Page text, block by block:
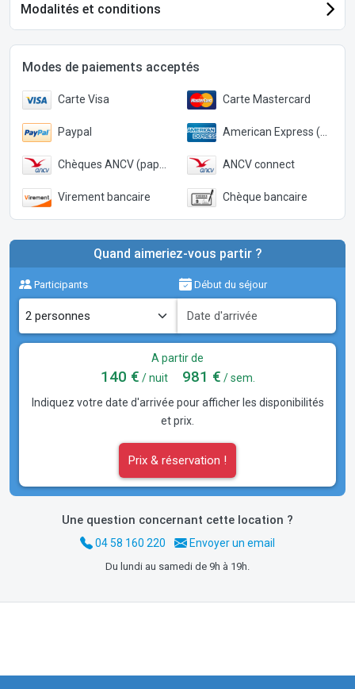
Modalités et conditions
Modes de paiements acceptés
Carte Visa Carte Mastercard
Paypal American Express (Paypal)
Chèques ANCV (papier) ANCV connect
Virement bancaire Chèque bancaire
Quand aimeriez-vous partir ?
Participants Début du séjour
A partir de
140 € / nuit 981 € / sem.
Indiquez votre date d'arrivée pour afficher les disponibilités
et prix.
Prix & réservation !
Une question concernant cette location ?
04 58 160 220 Envoyer un email
Du lundi au samedi de 9h à 19h.